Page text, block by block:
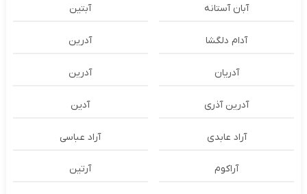
آبان آستانه آبتین
آدام دلگشا آدرين
آدریان آدرین
آدرین آذری آدین
آراد عابدی آراد عباسی
آراکوم آرتین